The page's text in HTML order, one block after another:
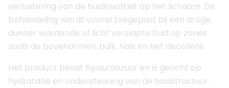
verbetering van de huidkwaliteit op het lichaam. De
behandeling wordt vooral toegepast bij een droge,
dunner wordende of licht verslapte huid op zones
zoals de bovenarmen, buik, hals en het decolleté.
Het product bevat hyaluronzuur en is gericht op
hydratatie en ondersteuning van de huidstructuur.